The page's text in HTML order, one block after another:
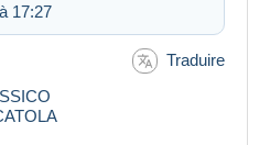
17:27
Traduire